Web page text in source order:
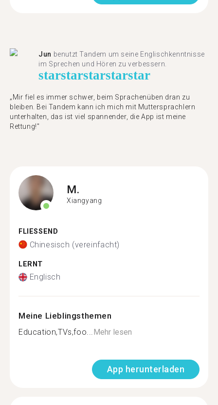
Jun benutzt Tandem um seine Englischkenntnisse
im Sprechen und Hören zu verbessern.
starstarstarstarstar
„Mir fiel es immer schwer, beim Sprachenüben dran zu
bleiben. Bei Tandem kann ich mich mit Muttersprachlern
unterhalten, das ist viel spannender, die App ist meine
Rettung!"
M.
Xiangyang
FLIESSEND
Chinesisch (vereinfacht)
LERNT
Englisch
Meine Lieblingsthemen
Education,TVs,foo...Mehr lesen
App herunterladen